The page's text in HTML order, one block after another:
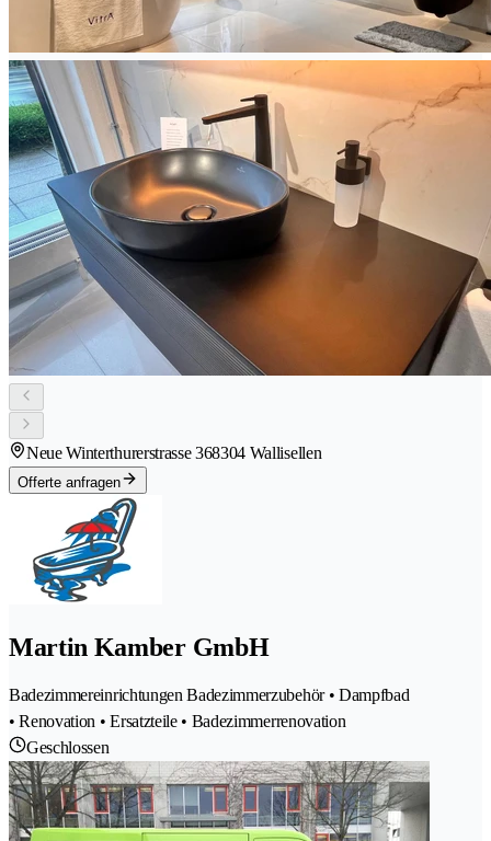
Neue Winterthurerstrasse 368304 Wallisellen
Offerte anfragen
Martin Kamber GmbH
Badezimmereinrichtungen Badezimmerzubehör • Dampfbad
• Renovation • Ersatzteile • Badezimmerrenovation
Geschlossen